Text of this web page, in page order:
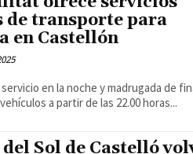
de transporte para
en Castellón
en la noche y madrugada de
a partir de las 22.00 horas...
Sol de Castelló